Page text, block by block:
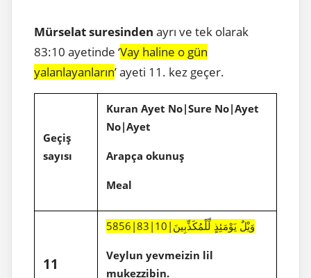
Mürselat suresinden ayrı ve tek olarak
83:10 ayetinde ‘Vay haline o gün
yalanlayanların’ ayeti 11. kez geçer.
Geçiş
sayısı
Kuran Ayet No|Sure No|Ayet
No|Ayet
Arapça okunuş
Meal
11
5856|83|10|وَيْلٌ يَوْمَئِذٍ لِّلْمُكَذِّبِينَ
Veylun yevmeizin lil
mukezzibin.